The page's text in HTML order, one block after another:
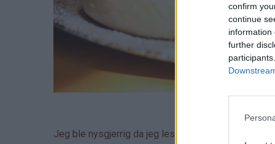
confirm
continue
information
further
Jeg ble nysgjerrig da jeg leste oppskriften, for